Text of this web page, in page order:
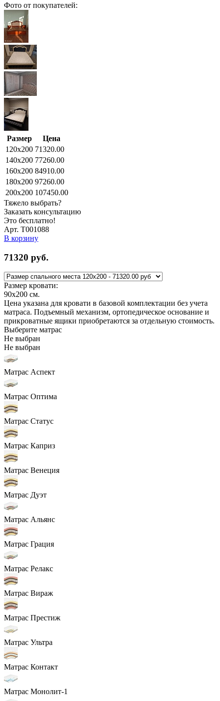
Фото от покупателей:
Размер
Цена
120x200 71320.00
140x200 77260.00
160x200 84910.00
180x200 97260.00
200x200 107450.00
Тяжело выбрать?
Заказать консультацию
Это бесплатно!
Арт. Т001088
В корзину
71320 руб.
Размер кровати:
90x200 см.
Цена указана для кровати в базовой комплектации без учета
матраса. Подъемный механизм, ортопедическое основание и
прикроватные ящики приобретаются за отдельную стоимость.
Выберите матрас
Не выбран
Не выбран
Матрас Аспект
Матрас Оптима
Матрас Статус
Матрас Каприз
Матрас Венеция
Матрас Дуэт
Матрас Альянс
Матрас Грация
Матрас Релакс
Матрас Вираж
Матрас Престиж
Матрас Ультра
Матрас Контакт
Матрас Монолит-1